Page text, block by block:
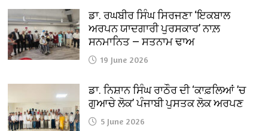
ਡਾ. ਰਘਬੀਰ ਸਿੰਘ ਸਿਰਜਣਾ ‘ਇਕਬਾਲ
ਅਰਪਨ ਯਾਦਗਾਰੀ ਪੁਰਸਕਾਰ’ ਨਾਲ਼
ਸਨਮਾਨਿਤ — ਸਤਨਾਮ ਢਾਅ
19 June 2026
ਡਾ. ਨਿਸ਼ਾਨ ਸਿੰਘ ਰਾਠੌਰ ਦੀ ‘ਕਾਫ਼ਲਿਆਂ ’ਚ
ਗੁਆਚੇ ਲੋਕ’ ਪੰਜਾਬੀ ਪੁਸਤਕ ਲੋਕ ਅਰਪਣ
5 June 2026